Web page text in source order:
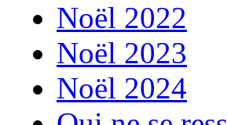
Noël 2022
Noël 2023
Noël 2024